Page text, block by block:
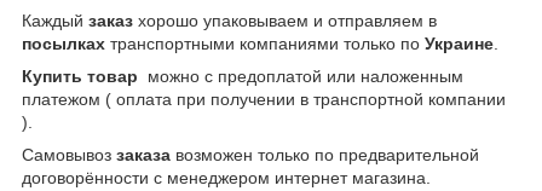
Каждый заказ хорошо упаковываем и отправляем в
посылках транспортными компаниями только по Украине.
Купить товар
можно с предоплатой или наложенным
платежом ( оплата при получении в транспортной компании
).
Самовывоз заказа возможен только по предварительной
договорённости с менеджером интернет магазина.